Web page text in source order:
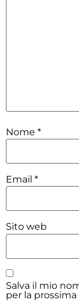
Nome *
Email *
Sito web
Salva il mio
per la